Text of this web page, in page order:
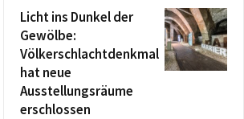
Licht ins Dunkel der
Gewölbe:
Völkerschlachtdenkmal
hat neue
Ausstellungsräume
erschlossen